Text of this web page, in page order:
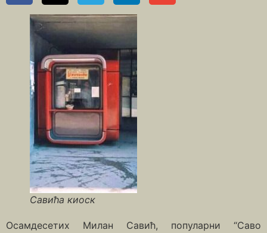
Савића киоск
Осамдесетих Милан Савић, популарни “Саво